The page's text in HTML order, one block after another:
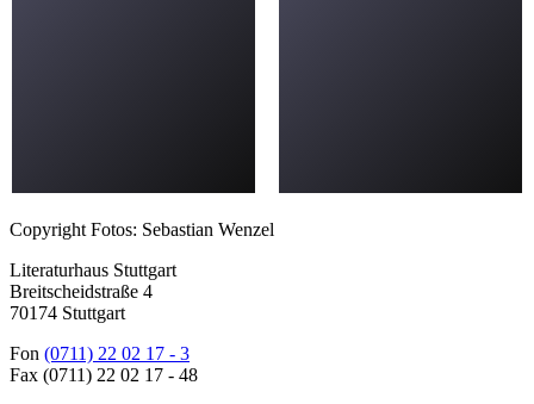
Copyright Fotos: Sebastian Wenzel
Literaturhaus Stuttgart
Breitscheidstraße 4
70174 Stuttgart
Fon (0711) 22 02 17 - 3
Fax (0711) 22 02 17 - 48